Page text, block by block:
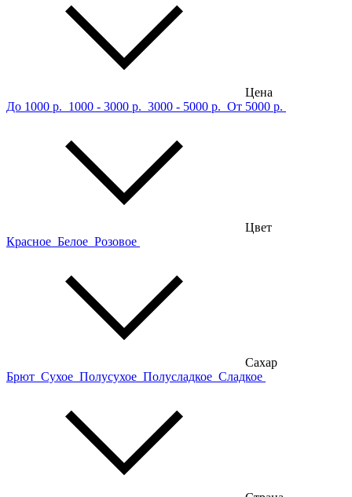
Цена
До 1000 р. 1000 - 3000 р. 3000 - 5000 р. От 5000 р.
Цвет
Красное Белое Розовое
Сахар
Брют Сухое Полусухое Полусладкое Сладкое